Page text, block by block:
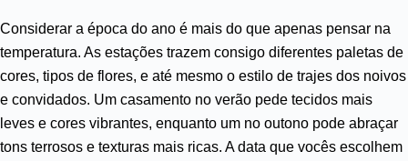
Considerar a época do ano é mais do que apenas pensar na
temperatura. As estações trazem consigo diferentes paletas de
cores, tipos de flores, e até mesmo o estilo de trajes dos noivos
e convidados. Um casamento no verão pede tecidos mais
leves e cores vibrantes, enquanto um no outono pode abraçar
tons terrosos e texturas mais ricas. A data que vocês escolhem